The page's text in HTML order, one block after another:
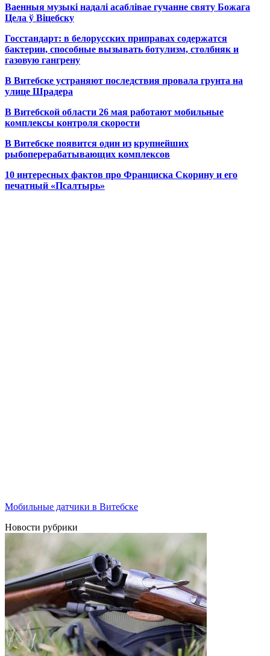
Ваенныя музыкі надалі асаблівае гучанне святу Божага
Цела ў Віцебску
Госстандарт: в белорусских приправах содержатся
бактерии, способные вызывать ботулизм, столбняк и
газовую гангрену
В Витебске устраняют последствия провала грунта на
улице Шрадера
В Витебской области 26 мая работают мобильные
комплексы контроля скорости
В Витебске появится один из крупнейших
рыбоперерабатывающих комплексов
10 интересных фактов про Франциска Скорину и его
печатный «Псалтырь»
Мобильные датчики в Витебске
Новости рубрики